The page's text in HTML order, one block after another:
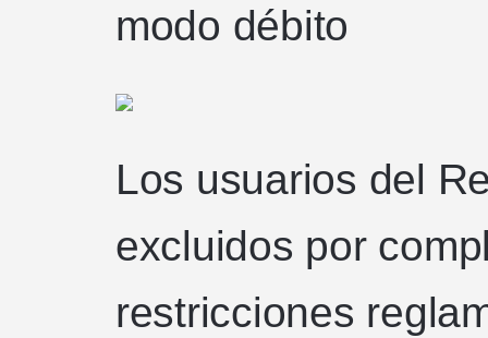
modo débito
Los usuarios del
excluidos por
restricciones